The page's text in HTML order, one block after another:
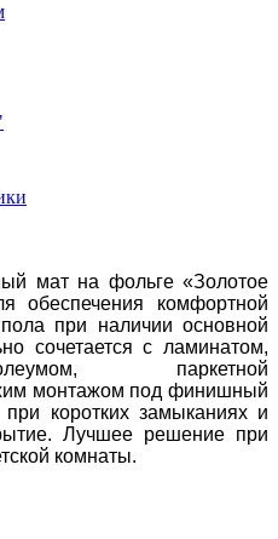
мат на фольге «Золотое
обеспечения комфортной
при наличии основной
сочетается с ламинатом,
паркетной
монтажом под финишный
коротких замыканиях и
Лучшее решение при
комнаты.